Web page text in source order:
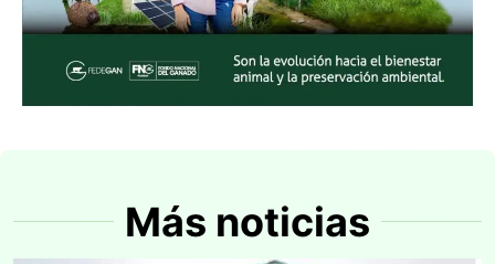
Más noticias